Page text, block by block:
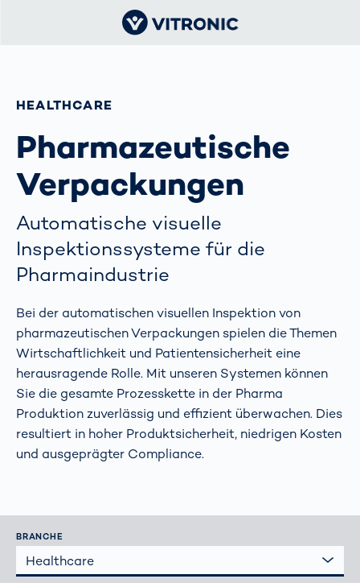
HEALTHCARE
Pharmazeutische
Verpackungen
Automatische visuelle
Inspektionssysteme für die
Pharmaindustrie
Bei der automatischen visuellen Inspektion von
pharmazeutischen Verpackungen spielen die Themen
Wirtschaftlichkeit und Patientensicherheit eine
herausragende Rolle. Mit unseren Systemen können
Sie die gesamte Prozesskette in der Pharma
Produktion zuverlässig und effizient überwachen. Dies
resultiert in hoher Produktsicherheit, niedrigen Kosten
und ausgeprägter Compliance.
BRANCHE
Healthcare